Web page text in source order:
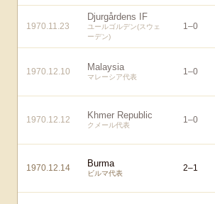
1970.11.23
Djurgårdens IF
ユールゴルデン(スウェ
ーデン)
1–0
1970.12.10 Malaysia
マレーシア代表
1–0
1970.12.12 Khmer Republic
クメール代表
1–0
1970.12.14 Burma
ビルマ代表
2–1